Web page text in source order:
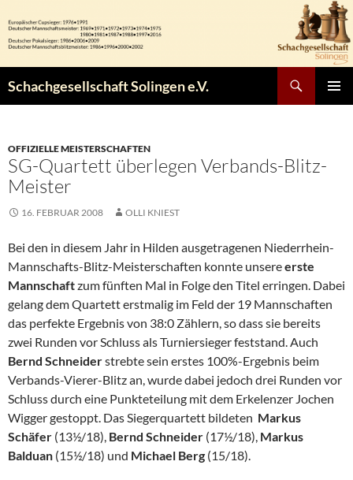
Inhalt
springen
Schachgesellschaft Solingen e.V.
OFFIZIELLE MEISTERSCHAFTEN
SG-Quartett überlegen Verbands-Blitz-
Meister
16. FEBRUAR 2008 OLLI KNIEST
Bei den in diesem Jahr in Hilden ausgetragenen Niederrhein-
Mannschafts-Blitz-Meisterschaften konnte unsereerste
Mannschaftzum fünften Mal in Folge den Titel erringen. Dabei
gelang dem Quartett erstmalig im Feld der 19 Mannschaften
das perfekte Ergebnis von 38:0 Zählern, so dass sie bereits
zwei Runden vor Schluss als Turniersieger feststand. Auch
Bernd Schneiderstrebte sein erstes 100%-Ergebnis beim
Verbands-Vierer-Blitz an, wurde dabei jedoch drei Runden vor
Schluss durch eine Punkteteilung mit dem Erkelenzer Jochen
Wigger gestoppt. Das Siegerquartett bildeten Markus
Schäfer (13½/18), Bernd Schneider (17½/18), Markus
Balduan (15½/18) und Michael Berg (15/18).